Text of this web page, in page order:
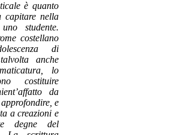
è quanto
capitare nella
studente.
costellano
di
anche
lo
costituire
da
e
a creazioni e
degne del